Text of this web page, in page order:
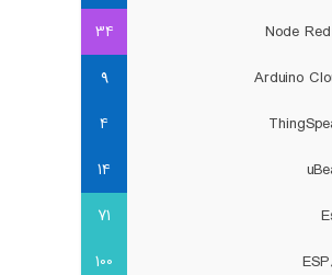
34
9
4
14
71
100